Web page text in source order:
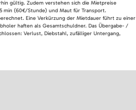
gültig. Zudem verstehen sich die Mietpreise
min (60€/Stunde) und Maut für Transport.
Eine Verkürzung der Mietdauer führt zu einer
haften als Gesamtschuldner. Das Übergabe- /
Verlust, Diebstahl, zufälliger Untergang,